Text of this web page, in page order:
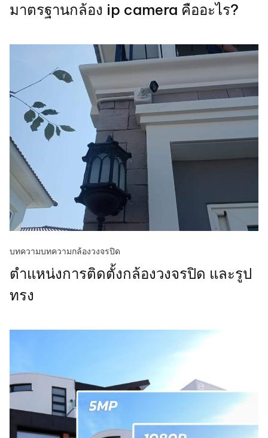
มาตรฐานกล้อง ip camera คืออะไร?
บทความบทความกล้องวงจรปิด
ตำแหน่งการติดตั้งกล้องวงจรปิด และรูป
ทรง